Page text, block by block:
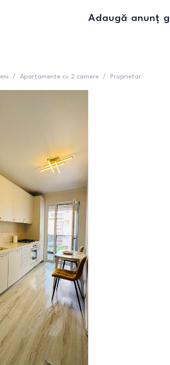
Adaugă anunț
/ Apartamente cu 2 camere / Proprietar